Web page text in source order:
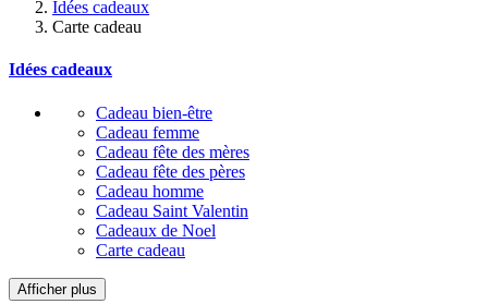
Idées cadeaux
Carte cadeau
Idées cadeaux
Cadeau bien-être
Cadeau femme
Cadeau fête des mères
Cadeau fête des pères
Cadeau homme
Cadeau Saint Valentin
Cadeaux de Noel
Carte cadeau
Afficher plus